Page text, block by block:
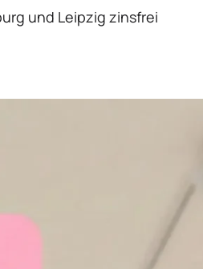
und Leipzig zinsfrei